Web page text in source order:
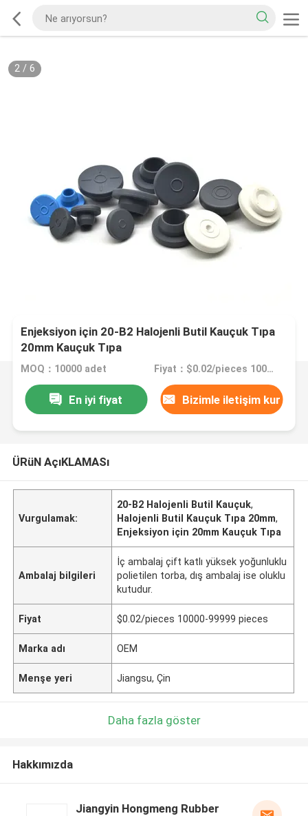
2/ 6
Enjeksiyon için 20-B2 Halojenli Butil Kauçuk Tıpa
20mm Kauçuk Tıpa
MOQ：10000 adet Fiyat：$0.02/pieces 10000-99999 pieces
En iyi fiyat Bizimle iletişim kur
ÜRüN AçıKLAMASı
Vurgulamak:
20-B2 Halojenli Butil Kauçuk,
Halojenli Butil Kauçuk Tıpa 20mm,
Enjeksiyon için 20mm Kauçuk Tıpa
Ambalaj bilgileri
İç ambalaj çift katlı yüksek yoğunluklu
polietilen torba, dış ambalaj ise oluklu
kutudur.
Fiyat $0.02/pieces 10000-99999 pieces
Marka adı OEM
Menşe yeri Jiangsu, Çin
Daha fazla göster
Hakkımızda
Jiangyin Hongmeng Rubber